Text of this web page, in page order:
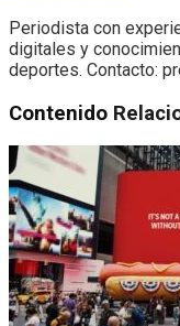
Periodista con
digitales y
deportes. Contacto:
Contenido